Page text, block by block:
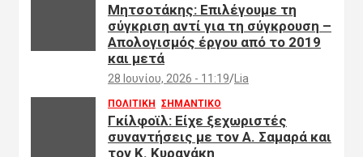
Μητσοτάκης: Επιλέγουμε τη
σύγκριση αντί για τη σύγκρουση –
Απολογισμός έργου από το 2019
και μετά
28 Ιουνίου, 2026 - 11:19 Lia
ΠΟΛΙΤΙΚΗ ΣΗΜΑΝΤΙΚΟ
Γκίλφοϊλ: Είχε ξεχωριστές
συναντήσεις με τον Α. Σαμαρά και
τον Κ. Κυρανάκη